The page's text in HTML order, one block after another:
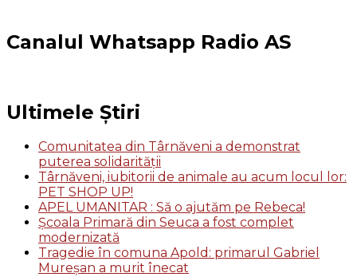
Canalul Whatsapp Radio AS
Ultimele Știri
Comunitatea din Târnăveni a demonstrat
puterea solidarității
Târnăveni, iubitorii de animale au acum locul lor:
PET SHOP UP!
APEL UMANITAR : Să o ajutăm pe Rebeca!
Școala Primară din Seuca a fost complet
modernizată
Tragedie în comuna Apold: primarul Gabriel
Mureșan a murit înecat